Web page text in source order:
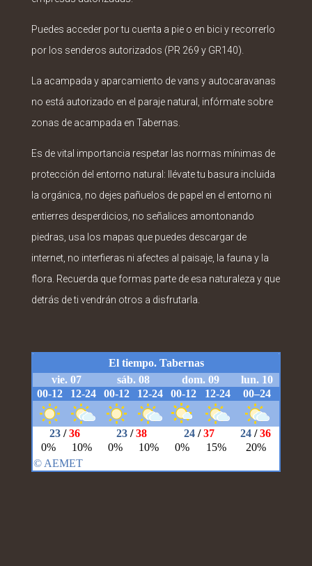
Puedes acceder por tu cuenta a pie o en bici y recorrerlo
por los senderos autorizados (PR 269 y GR140).
La acampada y aparcamiento de vans y autocaravanas
no está autorizado en el paraje natural, infórmate sobre
zonas de acampada en Tabernas.
Es de vital importancia respetar las normas mínimas de
protección del entorno natural: llévate tu basura incluida
la orgánica, no dejes pañuelos de papel en el entorno ni
entierres desperdicios, no señalices amontonando
piedras, usa los mapas que puedes descargar de
internet, no interfieras ni afectes al paisaje, la fauna y la
flora. Recuerda que formas parte de esa naturaleza y que
detrás de ti vendrán otros a disfrutarla.